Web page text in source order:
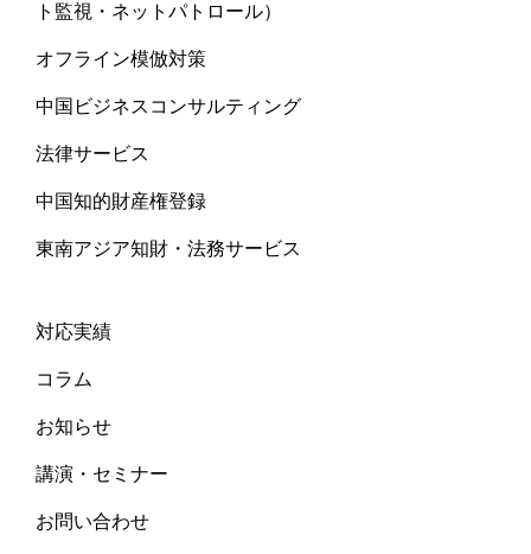
ト監視・ネットパトロール）
オフライン模倣対策
中国ビジネスコンサルティング
法律サービス
中国知的財産権登録
東南アジア知財・法務サービス
対応実績
コラム
お知らせ
講演・セミナー
お問い合わせ